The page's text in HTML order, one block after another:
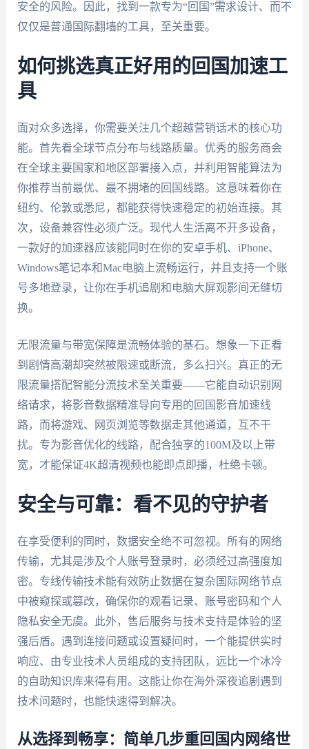
安全的风险。因此，找到一款专为“回国”需求设计、而不
仅仅是普通国际翻墙的工具，至关重要。
如何挑选真正好用的回国加速工
具
面对众多选择，你需要关注几个超越营销话术的核心功
能。首先看全球节点分布与线路质量。优秀的服务商会
在全球主要国家和地区部署接入点，并利用智能算法为
你推荐当前最优、最不拥堵的回国线路。这意味着你在
纽约、伦敦或悉尼，都能获得快速稳定的初始连接。其
次，设备兼容性必须广泛。现代人生活离不开多设备，
一款好的加速器应该能同时在你的安卓手机、iPhone、
Windows笔记本和Mac电脑上流畅运行，并且支持一个账
号多地登录，让你在手机追剧和电脑大屏观影间无缝切
换。
无限流量与带宽保障是流畅体验的基石。想象一下正看
到剧情高潮却突然被限速或断流，多么扫兴。真正的无
限流量搭配智能分流技术至关重要——它能自动识别网
络请求，将影音数据精准导向专用的回国影音加速线
路，而将游戏、网页浏览等数据走其他通道，互不干
扰。专为影音优化的线路，配合独享的100M及以上带
宽，才能保证4K超清视频也能即点即播，杜绝卡顿。
安全与可靠：看不见的守护者
在享受便利的同时，数据安全绝不可忽视。所有的网络
传输，尤其是涉及个人账号登录时，必须经过高强度加
密。专线传输技术能有效防止数据在复杂国际网络节点
中被窥探或篡改，确保你的观看记录、账号密码和个人
隐私安全无虞。此外，售后服务与技术支持是体验的坚
强后盾。遇到连接问题或设置疑问时，一个能提供实时
响应、由专业技术人员组成的支持团队，远比一个冰冷
的自助知识库来得有用。这能让你在海外深夜追剧遇到
技术问题时，也能快速得到解决。
从选择到畅享：简单几步重回国内网络世